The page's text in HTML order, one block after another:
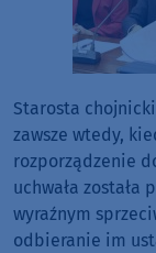
Starosta
zawsze wtedy,
rozporządzenie
uchwała została
wyraźnym
odbieranie im